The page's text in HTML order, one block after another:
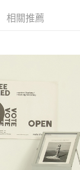
算日後寄送繳費提
公司）所提供，讓
將買賣／分期付款
款。
商店將以您的個人
集、處理及利用，
更正。
userRule
。
取消訂單，請聯絡
需透過AFTEE先享
為準，若有關於
「AFTEE先享後付
home
相關推薦